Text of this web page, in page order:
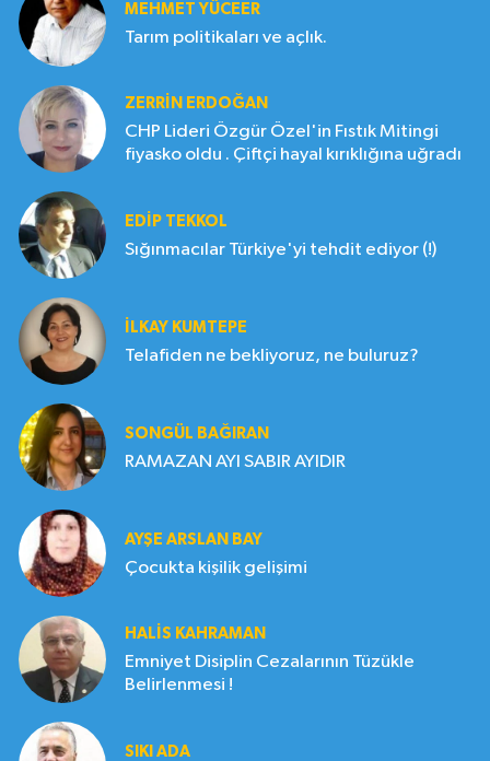
MEHMET YÜCEER
Tarım politikaları ve açlık.
ZERRIN ERDOĞAN
CHP Lideri Özgür Özel'in Fıstık Mitingi
fiyasko oldu . Çiftçi hayal kırıklığına uğradı
EDIP TEKKOL
Sığınmacılar Türkiye'yi tehdit ediyor (!)
İLKAY KUMTEPE
Telafiden ne bekliyoruz, ne buluruz?
SONGÜL BAĞIRAN
RAMAZAN AYI SABIR AYIDIR
AYŞE ARSLAN BAY
Çocukta kişilik gelişimi
HALIS KAHRAMAN
Emniyet Disiplin Cezalarının Tüzükle
Belirlenmesi !
SIKI ADA